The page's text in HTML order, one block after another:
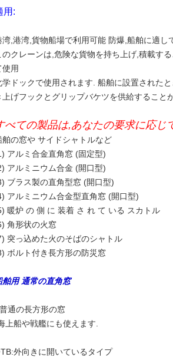
用:
湾,港湾,貨物船場で利用可能 防爆,船舶に適し
のクレーンは,危険な貨物を持ち上げ,積載す
使用
学ドックで使用されます. 船舶に設置された
上げフックとグリップバケツを供給すること
べての製品は,あなたの要求に応じ
舶の窓や サイドシャトルなど
アルミ合金直角窓 (固定型)
アルミニウム合金 (開口型)
ブラス製の直角型窓 (開口型)
アルミニウム合金型直角窓 (開口型)
暖炉 の 側 に 装着 さ れ て いる スカトル
角形状の火窓
突っ込めた火のそばのシャトル
ボルト付き長方形の防災窓
舶用 通常の直角窓
通の長方形の窓
上船や戦艦にも使えます.
外向きに開いているタイプ